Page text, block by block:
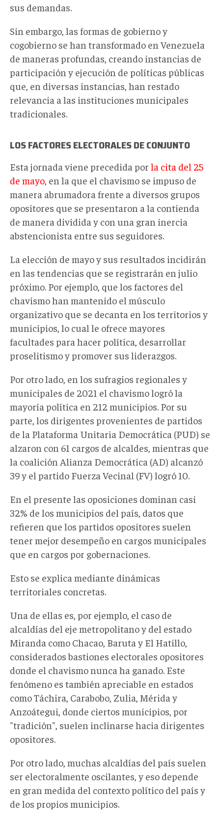
sus demandas.
Sin embargo, las formas de gobierno y
cogobierno se han transformado en Venezuela
de maneras profundas, creando instancias de
participación y ejecución de políticas públicas
que, en diversas instancias, han restado
relevancia a las instituciones municipales
tradicionales.
LOS FACTORES ELECTORALES DE CONJUNTO
Esta jornada viene precedida por la cita del 25
de mayo , en la que el chavismo se impuso de
manera abrumadora frente a diversos grupos
opositores que se presentaron a la contienda
de manera dividida y con una gran inercia
abstencionista entre sus seguidores.
La elección de mayo y sus resultados incidirán
en las tendencias que se registrarán en julio
próximo. Por ejemplo, que los factores del
chavismo han mantenido el músculo
organizativo que se decanta en los territorios y
municipios, lo cual le ofrece mayores
facultades para hacer política, desarrollar
proselitismo y promover sus liderazgos.
Por otro lado, en los sufragios regionales y
municipales de 2021 el chavismo logró la
mayoría política en 212 municipios. Por su
parte, los dirigentes provenientes de partidos
de la Plataforma Unitaria Democrática (PUD) se
alzaron con 61 cargos de alcaldes, mientras que
la coalición Alianza Democrática (AD) alcanzó
39 y el partido Fuerza Vecinal (FV) logró 10.
En el presente las oposiciones dominan casi
32% de los municipios del país, datos que
refieren que los partidos opositores suelen
tener mejor desempeño en cargos municipales
que en cargos por gobernaciones.
Esto se explica mediante dinámicas
territoriales concretas.
Una de ellas es, por ejemplo, el caso de
alcaldías del eje metropolitano y del estado
Miranda como Chacao, Baruta y El Hatillo,
considerados bastiones electorales opositores
donde el chavismo nunca ha ganado. Este
fenómeno es también apreciable en estados
como Táchira, Carabobo, Zulia, Mérida y
Anzoátegui, donde ciertos municipios, por
"tradición", suelen inclinarse hacia dirigentes
opositores.
Por otro lado, muchas alcaldías del país suelen
ser electoralmente oscilantes, y eso depende
en gran medida del contexto político del país y
de los propios municipios.